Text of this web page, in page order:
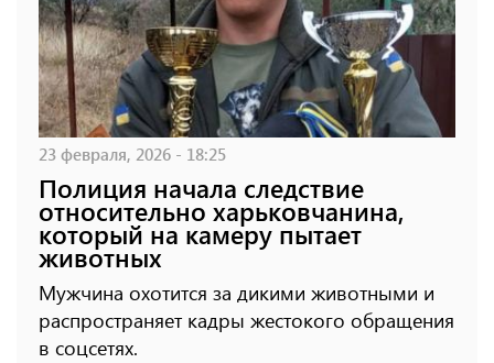
23 февраля, 2026 - 18:25
Полиция начала следствие
относительно харьковчанина,
который на камеру пытает
животных
Мужчина охотится за дикими животными и
распространяет кадры жестокого обращения
в соцсетях.